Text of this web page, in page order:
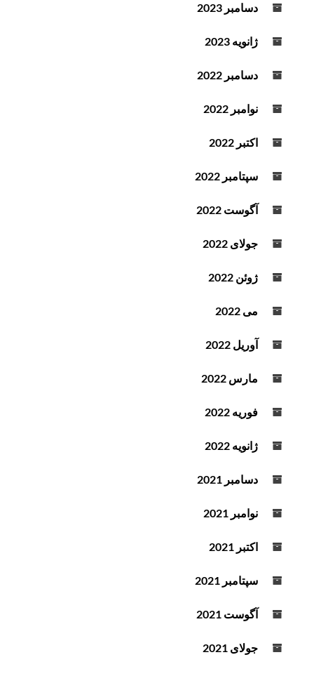
دسامبر 2023
ژانویه 2023
دسامبر 2022
نوامبر 2022
اکتبر 2022
سپتامبر 2022
آگوست 2022
جولای 2022
ژوئن 2022
می 2022
آوریل 2022
مارس 2022
فوریه 2022
ژانویه 2022
دسامبر 2021
نوامبر 2021
اکتبر 2021
سپتامبر 2021
آگوست 2021
جولای 2021